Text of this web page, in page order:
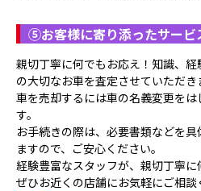
⑤お客様に寄り添ったサービ
親切丁寧に何でもお応え！知識、
の大切なお車を査定させていただき
車を売却するには車の名義変更を
す。
お手続きの際は、必要書類などを
ますので、ご安心ください。
経験豊富なスタッフが、親切丁寧に
ぜひお近くの店舗にお気軽にご相談